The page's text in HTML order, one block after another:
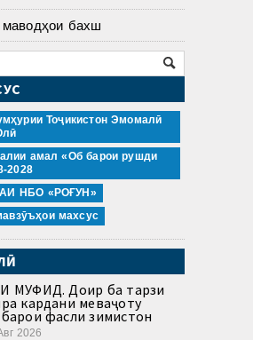
бахш
Тоҷикистон Эмомалӣ
амал «Об барои рушди
2028
НБО «РОҒУН»
махсус
МУФИД. Доир ба тарзи
кардани меваҷоту
фасли зимистон
2026